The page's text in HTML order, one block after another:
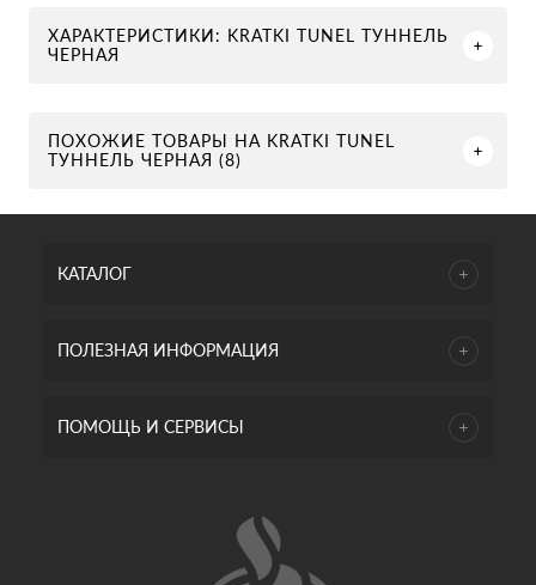
ХАРАКТЕРИСТИКИ: KRATKI TUNEL ТУННЕЛЬ
ЧЕРНАЯ
ПОХОЖИЕ ТОВАРЫ НА KRATKI TUNEL
ТУННЕЛЬ ЧЕРНАЯ (8)
КАТАЛОГ
ПОЛЕЗНАЯ ИНФОРМАЦИЯ
ПОМОЩЬ И СЕРВИСЫ